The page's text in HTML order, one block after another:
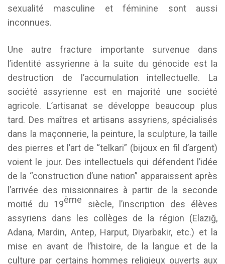
sexualité masculine et féminine sont aussi
inconnues.
Une autre fracture importante survenue dans
l’identité assyrienne à la suite du génocide est la
destruction de l’accumulation intellectuelle. La
société assyrienne est en majorité une société
agricole. L’artisanat se développe beaucoup plus
tard. Des maîtres et artisans assyriens, spécialisés
dans la maçonnerie, la peinture, la sculpture, la taille
des pierres et l’art de “telkari” (bijoux en fil d’argent)
voient le jour. Des intellectuels qui défendent l’idée
de la “construction d’une nation” apparaissent après
l’arrivée des missionnaires à partir de la seconde
moitié du 19ème siècle, l’inscription des élèves
assyriens dans les collèges de la région (Elazığ,
Adana, Mardin, Antep, Harput, Diyarbakir, etc.) et la
mise en avant de l’histoire, de la langue et de la
culture par certains hommes religieux ouverts aux